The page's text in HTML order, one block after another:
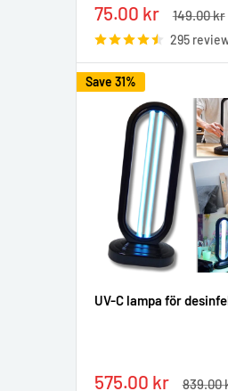
Sale
price
75.00 kr
Regular
149.00 kr
295
Save 31%
UV-C lampa för
Sale
575.00 kr
Regular
839.00